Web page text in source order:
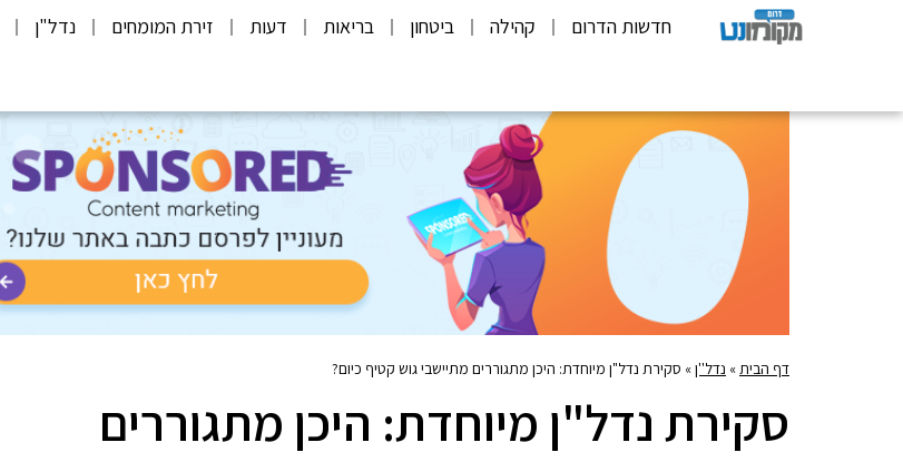
חדשות הדרום קהילה ביטחון בריאות דעות זירת המומחים נדל"ן
דף הבית » נדל''ן» סקירת נדל"ן מיוחדת: היכן מתגוררים מתיישבי גוש קטיף כיום?
סקירת נדל"ן מיוחדת: היכן מתגוררים